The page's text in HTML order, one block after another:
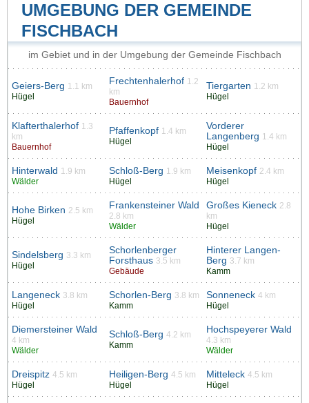
UMGEBUNG DER GEMEINDE
FISCHBACH
im Gebiet und in der Umgebung der Gemeinde Fischbach
Geiers-Berg 1.1 km
Hügel
Frechtenhalerhof 1.2
km
Bauernhof
Tiergarten 1.2 km
Hügel
Klafterthalerhof 1.3
km
Bauernhof
Pfaffenkopf 1.4 km
Hügel
Vorderer
Langenberg 1.4 km
Hügel
Hinterwald 1.9 km
Wälder
Schloß-Berg 1.9 km
Hügel
Meisenkopf 2.4 km
Hügel
Hohe Birken 2.5 km
Hügel
Frankensteiner Wald
2.8 km
Wälder
Großes Kieneck 2.8
km
Hügel
Sindelsberg 3.3 km
Hügel
Schorlenberger
Forsthaus 3.5 km
Gebäude
Hinterer Langen-
Berg 3.7 km
Kamm
Langeneck 3.8 km
Hügel
Schorlen-Berg 3.8 km
Kamm
Sonneneck 4 km
Hügel
Diemersteiner Wald
4 km
Wälder
Schloß-Berg 4.2 km
Kamm
Hochspeyerer Wald
4.3 km
Wälder
Dreispitz 4.5 km
Hügel
Heiligen-Berg 4.5 km
Hügel
Mitteleck 4.5 km
Hügel